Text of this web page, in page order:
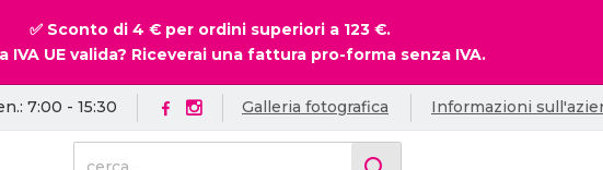
✅ Sconto di 4 € per ordini superiori a 123 €.
IVA UE valida? Riceverai una fattura pro-forma senza IVA.
7:00 - 15:30 Galleria fotografica Informazioni